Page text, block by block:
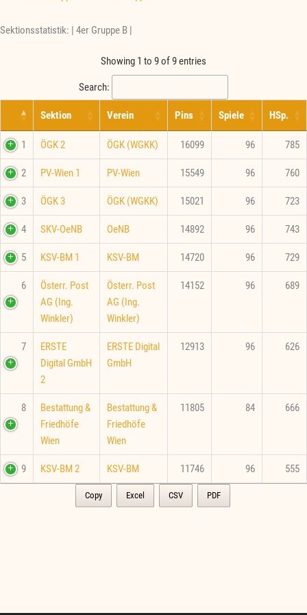
Sektionsstatistik: | 4er Gruppe B |
Showing 1 to 9 of 9 entries
Search:
Sektion Verein Pins Spiele HSp.
1 ÖGK 2 ÖGK (WGKK) 16099 96 785
2 PV-Wien 1 PV-Wien 15549 96 760
3 ÖGK 3 ÖGK (WGKK) 15021 96 723
4 SKV-OeNB OeNB 14892 96 743
5 KSV-BM 1 KSV-BM 14720 96 729
6
Österr. Post
AG (Ing.
Winkler)
Österr. Post
AG (Ing.
Winkler)
14152 96 689
7
ERSTE
Digital GmbH
2
ERSTE Digital
GmbH
12913 96 626
8
Bestattung &
Friedhöfe
Wien
Bestattung &
Friedhöfe
Wien
11805 84 666
9 KSV-BM 2 KSV-BM 11746 96 555
Copy Excel CSV PDF